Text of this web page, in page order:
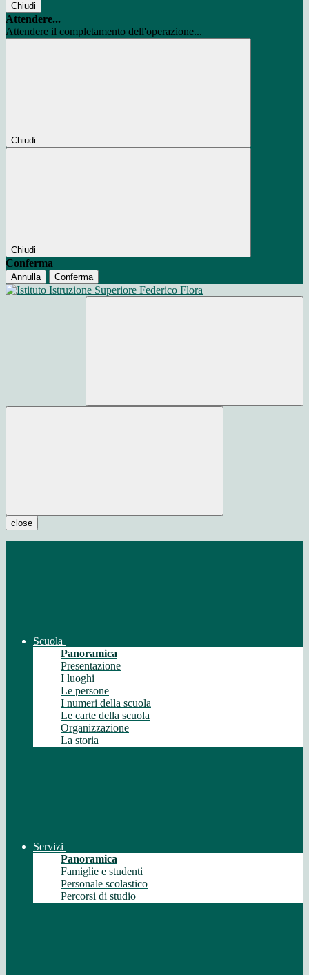
Chiudi
Attendere...
Attendere il completamento dell'operazione...
Chiudi
Chiudi
Conferma
Annulla Conferma
close
Scuola
Panoramica
Presentazione
I luoghi
Le persone
I numeri della scuola
Le carte della scuola
Organizzazione
La storia
Servizi
Panoramica
Famiglie e studenti
Personale scolastico
Percorsi di studio